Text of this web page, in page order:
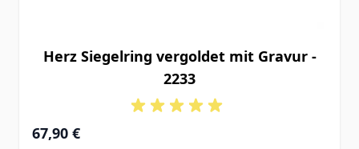
Herz Siegelring vergoldet mit Gravur -
2233
67,90 €